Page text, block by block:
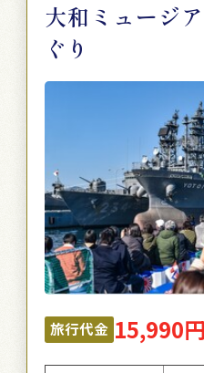
大和ミュージ
ぐり
旅行代金 15,990円